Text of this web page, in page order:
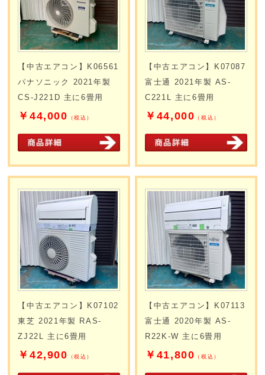
【中古エアコン】K06561
パナソニック 2021年製
CS-J221D 主に6畳用
￥44,000 （税込）
【中古エアコン】K07087
富士通 2021年製 AS-
C221L 主に6畳用
￥44,000 （税込）
【中古エアコン】K07102
東芝 2021年製 RAS-
ZJ22L 主に6畳用
￥42,900 （税込）
【中古エアコン】K07113
富士通 2020年製 AS-
R22K-W 主に6畳用
￥41,800 （税込）